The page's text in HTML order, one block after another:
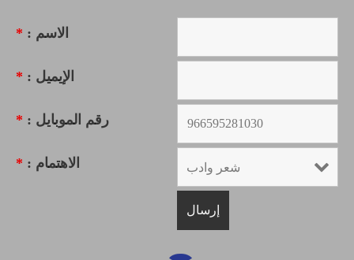
الاسم : *
الإيميل : *
رقم الموبايل : *
الاهتمام : *